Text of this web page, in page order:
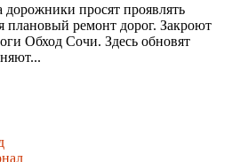
дорожники просят проявлять
плановый ремонт дорог. Закроют
Обход Сочи. Здесь обновят